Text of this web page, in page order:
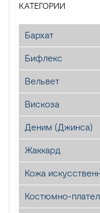
КАТЕГОРИИ
Бархат
Бифлекс
Вельвет
Вискоза
Деним (Джинса)
Жаккард
Кожа
Костюмно-